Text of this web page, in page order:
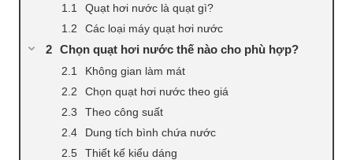
Quạt hơi nước là quạt gì?
Các loại máy quạt hơi nước
Chọn quạt hơi nước thế nào cho phù hợp?
Không gian làm mát
Chọn quạt hơi nước theo giá
Theo công suất
Dung tích bình chứa nước
Thiết kế kiểu dáng